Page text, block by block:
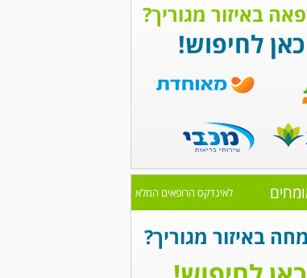
באיזור מגוריך?
לחיפוש!
לאינדקס הרופאים המלא
באיזור מגוריך?